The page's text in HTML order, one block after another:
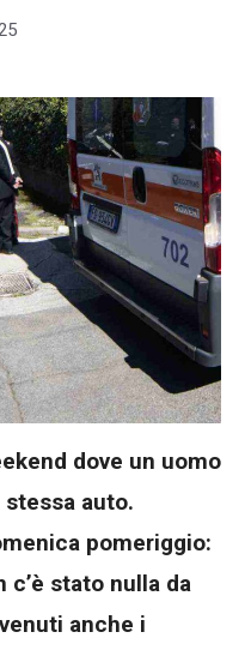
dove un uomo
auto.
pomeriggio:
stato nulla da
anche i